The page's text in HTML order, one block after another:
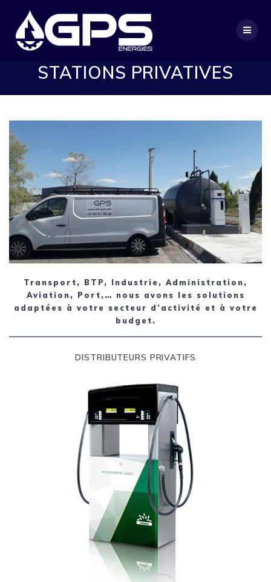
au
contenu
STATIONS PRIVATIVES
Transport, BTP, Industrie, Administration,
Aviation, Port,… nous avons les solutions
adaptées à votre secteur d’activité et à votre
budget.
DISTRIBUTEURS PRIVATIFS